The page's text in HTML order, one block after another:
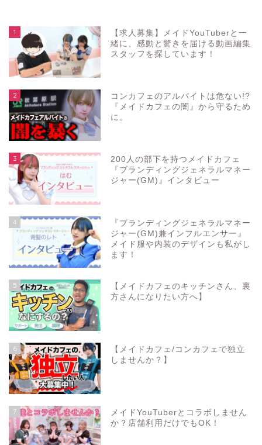
1
【求人募集】メイドYouTuberと一
緒に、感動と驚きを届ける動画編集
スタッフを探しています！
2
コンカフェのアルバイトは危ない!?
『メイドカフェの闇』から守るため
に。
3
200人の部下を持つメイドカフェ
『ブランディングジェネラルマネー
ジャー(GM)』インタビュー
4
『ブランディングジェネラルマネー
ジャー(GM)兼インフルエンサー』
メイド服や内装のデザインも私がし
ます！
5
【メイドカフェのキッチンさん、裏
方さんになりたい方へ】
6
【メイドカフェ/コンカフェで独立
しませんか？】
7
メイドYouTuberとコラボしません
か？店舗利用だけでもOK！